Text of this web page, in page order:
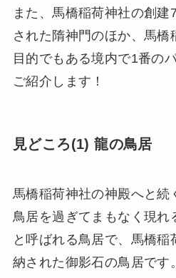
また、馬橋稲荷神社の創
された隋神門のほか、馬橋
目的でもある境内で1番の
ご紹介します！
見どころ(1) 龍の鳥居
馬橋稲荷神社の神殿へと続
鳥居を過ぎてまもなく現れ
と呼ばれる鳥居で、馬橋稲
納された御影石の鳥居です。